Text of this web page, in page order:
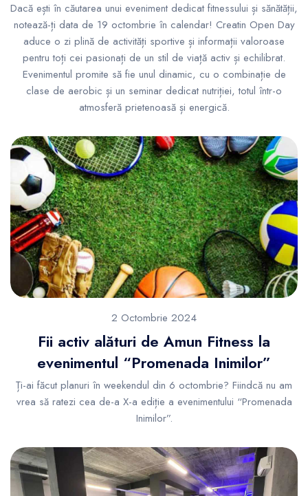
Dacă ești în căutarea unui eveniment dedicat fitnessului și sănătății,
notează-ți data de 19 octombrie în calendar! Creatin Open Day
aduce o zi plină de activități sportive și informații valoroase
pentru toți cei pasionați de un stil de viață activ și echilibrat.
Evenimentul promite să fie unul dinamic, cu o combinație de
clase de aerobic și un seminar dedicat nutriției, totul într-o
atmosferă prietenoasă și energică.
2 Octombrie 2024
Fii activ alături de Amun Fitness la
evenimentul “Promenada Inimilor”
Ți-ai făcut planuri în weekendul din 6 octombrie? Fiindcă nu am
vrea să ratezi cea de-a X-a ediție a evenimentului “Promenada
Inimilor”.